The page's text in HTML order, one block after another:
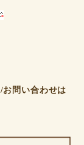
問い合わせは